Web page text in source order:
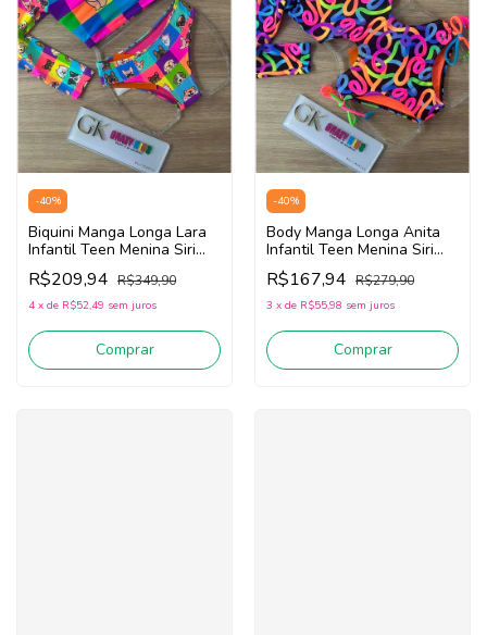
-40%
Biquini Manga Longa Lara
Infantil Teen Menina Siri
Kids Funny Dog 40237
(Rosa/Azul/Amarelo)
R$209,94 R$349,90
4 x de R$52,49 sem juros
Comprar
-40%
Body Manga Longa Anita
Infantil Teen Menina Siri
kids Embolada 40206
(Preto/Laranja/Rosa)
R$167,94 R$279,90
3 x de R$55,98 sem juros
Comprar